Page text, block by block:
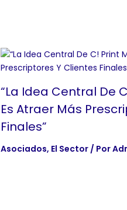
“La Idea Central De
Es Atraer Más
Finales”
Asociados, El Sector / Por